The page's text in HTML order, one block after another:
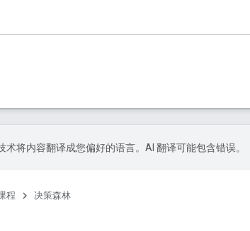
术将内容翻译成您偏好的语言。AI 翻译可能包含错误。
程 决策森林